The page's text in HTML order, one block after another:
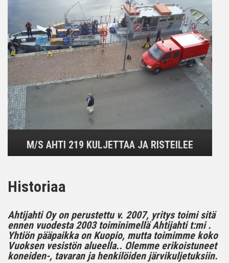
M/S AHTI 219 KULJETTAA JA RISTEILEE
Historiaa
Ahtijahti Oy on perustettu v. 2007, yritys toimi sitä
ennen vuodesta 2003 toiminimellä Ahtijahti t:mi .
Yhtiön pääpaikka on Kuopio, mutta toimimme koko
Vuoksen vesistön alueella.. Olemme erikoistuneet
koneiden-, tavaran ja henkilöiden järvikuljetuksiin.